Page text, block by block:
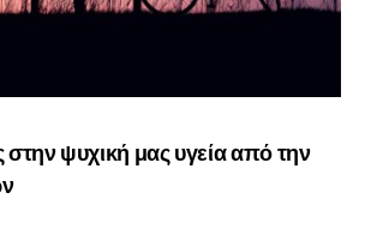
στην ψυχική μας υγεία από την